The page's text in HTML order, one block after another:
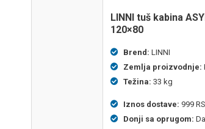
LINNI tuš kabina ASYMMETRIC
120×80
Brend: LINNI
Zemlja proizvodnje:
Težina: 33 kg
Iznos dostave: 999
Donji sa oprugom: Da